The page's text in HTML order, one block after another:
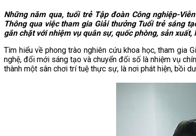
Những năm qua, tuổi trẻ Tập đoàn Công nghiệp-
Thông qua việc tham gia Giải thưởng Tuổi trẻ sáng
gắn chặt với nhiệm vụ quân sự, quốc phòng, sản
Tìm hiểu về phong trào nghiên cứu khoa học, tham gia
nghệ, đổi mới sáng tạo và chuyển đổi số là nhiệm vụ
thành một sân chơi trí tuệ thực sự, là nơi phát hiện, bồi